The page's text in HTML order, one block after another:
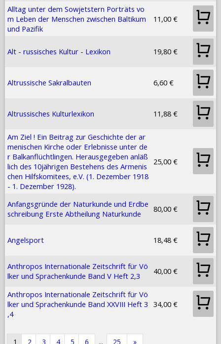
Alltag unter dem Sowjetstern Porträts vo
m Leben der Menschen zwischen Baltikum
und Pazifik
11,00 €
Alt - russisches Kultur - Lexikon 19,80 €
Altrussische Sakralbauten 6,60 €
Altrussisches Kulturlexikon 11,88 €
Am Ziel ! Ein Beitrag zur Geschichte der ar
menischen Kirche oder Erlebnisse unter de
r Balkanflüchtlingen. Herausgegeben anläß
lich des 10jährigen Bestehens des Armenis
chen Hilfskomitees, e.V. (1. Dezember 1918
- 1. Dezember 1928).
25,00 €
Anfangsgründe der Naturkunde und Erdbe
schreibung Erste Abtheilung Naturkunde
80,00 €
Angelsport 18,48 €
Anthropos Internationale Zeitschrift für Vö
lker und Sprachenkunde Band V Heft 2,3
40,00 €
Anthropos Internationale Zeitschrift für Vö
lker und Sprachenkunde Band XXVIII Heft 3
,4
34,00 €
1 2 3 4 5 6 ... 25 »